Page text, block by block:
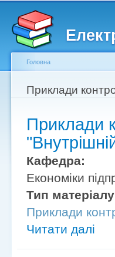
Головне меню
Другорядне меню
Ви є тут
Головна
Приклади
Приклади
Кафедра:
Економіки
Тип
Приклади
Читати далі